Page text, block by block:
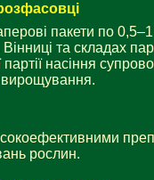
пакети по
та складах
партії насіння
вирощування.
рослин.